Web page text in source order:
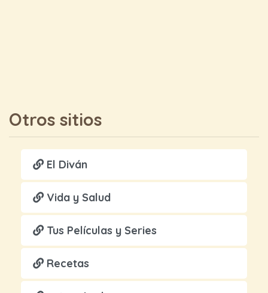
Otros sitios
El Diván
Vida y Salud
Tus Películas y Series
Recetas